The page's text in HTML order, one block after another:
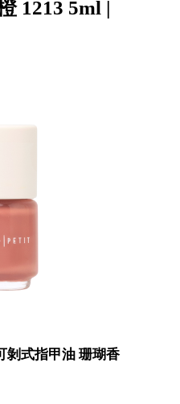
1213 5ml |
剝式指甲油 珊瑚香